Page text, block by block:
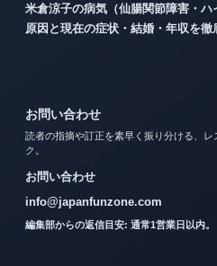
米倉涼子の病気（仙腸関節障害・
原因と現在の症状・結婚・年収を徹
お問い合わせ
読者の指摘や訂正を素早く振り分ける、
ク。
お問い合わせ
info@japanfunzone.com
編集部からの返信目安: 通常1営業日以内。